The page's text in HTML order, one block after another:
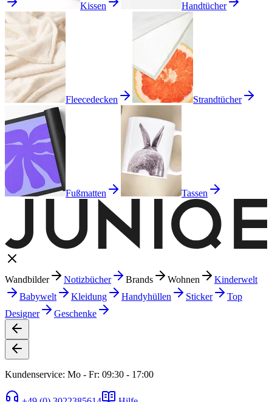
Kissen Handtücher
Fleecedecken Strandtücher
Fußmatten Tassen
Wandbilder Notizbücher Brands Wohnen
Kinderwelt
Babywelt
Kleidung Handyhüllen Sticker
Top
Designer
Geschenke
Kundenservice: Mo - Fr: 09:30 - 17:00